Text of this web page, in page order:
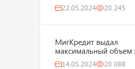
22.05.2024 20 245
МигКредит выдал
максимальный объем
14.05.2024 20 088